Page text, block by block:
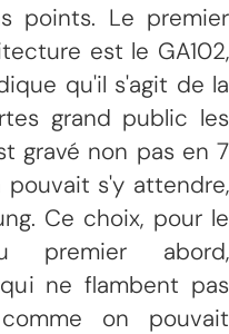
points. Le premier
est le GA102,
qu'il s'agit de la
grand public les
gravé non pas en 7
pouvait s'y attendre,
Ce choix, pour le
premier abord,
ne flambent pas
on pouvait